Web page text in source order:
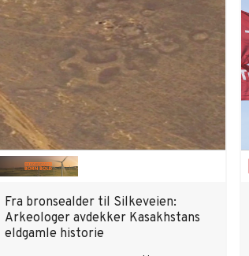
rask lading.
Fra bronsealder til Silkeveien:
Arkeologer avdekker Kasakhstans
eldgamle historie